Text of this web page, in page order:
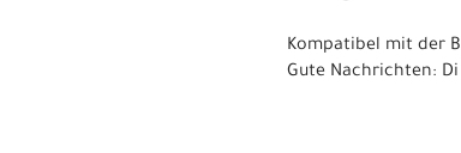
Kompatibel mit der B
Gute Nachrichten: Di